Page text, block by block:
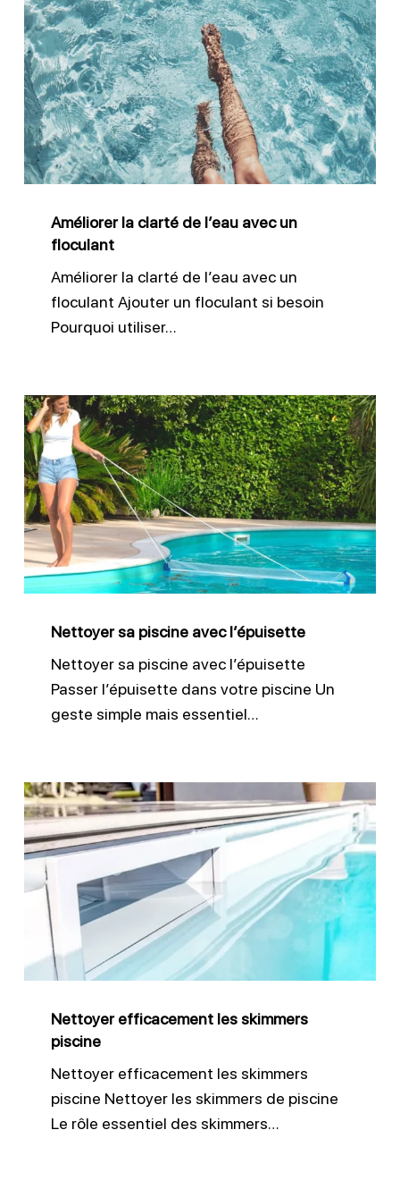
la
clarté
de
l’eau
avec
un
Améliorer la clarté de l’eau avec un
floculant
Améliorer la clarté de l’eau avec un
floculant Ajouter un floculant si besoin
Pourquoi utiliser…
Nettoyer
sa
piscine
avec
l’épuisette
Nettoyer sa piscine avec l’épuisette
Nettoyer sa piscine avec l’épuisette
Passer l’épuisette dans votre piscine Un
geste simple mais essentiel…
Nettoyer
efficacement
les
skimmers
piscine
Nettoyer efficacement les skimmers
piscine
Nettoyer efficacement les skimmers
piscine Nettoyer les skimmers de piscine
Le rôle essentiel des skimmers…